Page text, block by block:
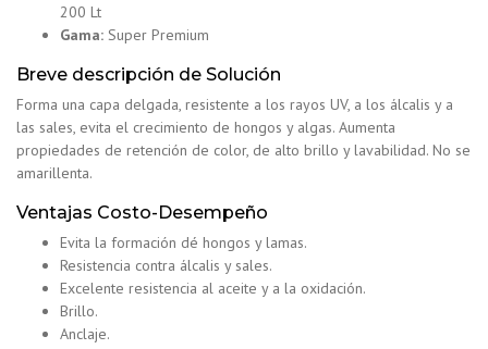
200 Lt
Gama: Super Premium
Breve descripción de Solución
Forma una capa delgada, resistente a los rayos UV, a los álcalis y a
las sales, evita el crecimiento de hongos y algas. Aumenta
propiedades de retención de color, de alto brillo y lavabilidad. No se
amarillenta.
Ventajas Costo-Desempeño
Evita la formación dé hongos y lamas.
Resistencia contra álcalis y sales.
Excelente resistencia al aceite y a la oxidación.
Brillo.
Anclaje.